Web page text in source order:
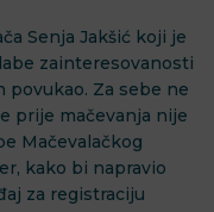
Senja Jakšić koji je
zainteresovanosti
povukao. Za sebe ne
prije mačevanja nije
Mačevalačkog
kako bi napravio
za registraciju